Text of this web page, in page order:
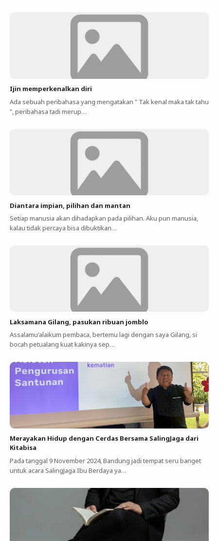
Ijin memperkenalkan diri
Ada sebuah peribahasa yang mengatakan " Tak kenal maka tak tahu
", peribahasa tadi merup…
Diantara impian, pilihan dan mantan
Setiap manusia akan dihadapkan pada pilihan. Aku pun manusia,
kalau tidak percaya bisa dibuktikan…
Laksamana Gilang, pasukan ribuan jomblo
Assalamu'alaikum pembaca, bertemu lagi dengan saya Gilang, si
bocah petualang kuat kakinya sep…
Merayakan Hidup dengan Cerdas Bersama SalingJaga dari
Kitabisa
Pada tanggal 9 November 2024, Bandung jadi tempat seru banget
untuk acara SalingJaga Ibu Berdaya ya…